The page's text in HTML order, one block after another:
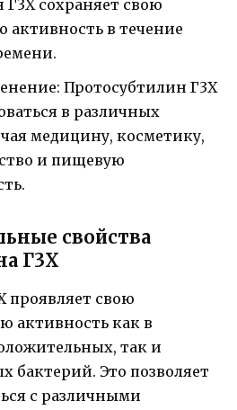
сохраняет свою
активность в течение
Протосубтилин Г3Х
в различных
медицину, косметику,
и пищевую
свойства
Г3Х
проявляет свою
активность как в
так и
бактерий. Это позволяет
с различными